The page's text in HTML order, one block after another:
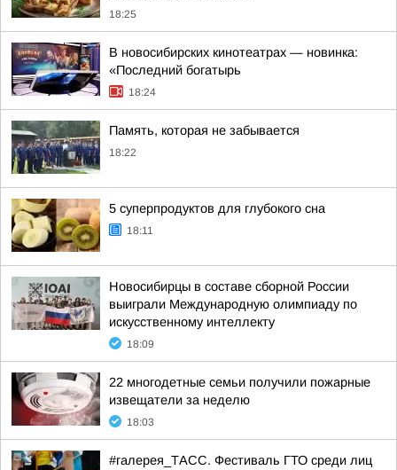
18:25
В новосибирских кинотеатрах — новинка:
«Последний богатырь
18:24
Память, которая не забывается
18:22
5 суперпродуктов для глубокого сна
18:11
Новосибирцы в составе сборной России
выиграли Международную олимпиаду по
искусственному интеллекту
18:09
22 многодетные семьи получили пожарные
извещатели за неделю
18:03
#галерея_ТАСС. Фестиваль ГТО среди лиц